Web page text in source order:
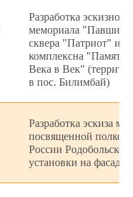
Разработка
мемориала "Павшим
сквера "Патриот" и
комплексна "Памяти
Века в Век"
в пос. Билимбай)
Разработка эскиза
посвященной
России
установки на фасаде